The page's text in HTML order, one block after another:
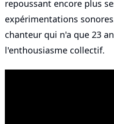
repoussant encore plus
expérimentations
chanteur qui n'a que 23
l'enthousiasme collectif.